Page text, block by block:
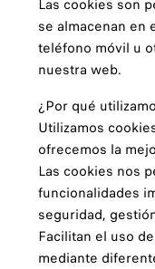
Las cookies son
se almacenan en
teléfono móvil u
nuestra web.
¿Por qué
Utilizamos
ofrecemos la
Las cookies nos
funcionalidades
seguridad,
Facilitan el uso
mediante